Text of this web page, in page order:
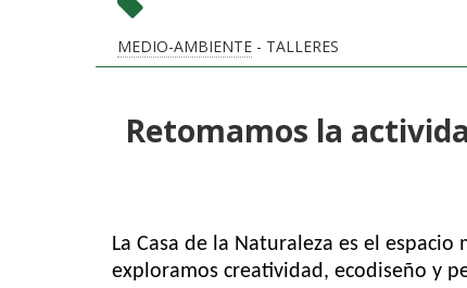
MEDIO-AMBIENTE - TALLERES
Retomamos la
La Casa de la Naturaleza es el
exploramos creatividad, ecodiseño y